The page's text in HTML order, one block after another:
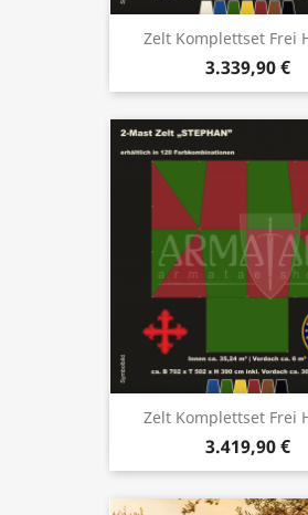
Zelt Komplettset Frei
3.339,90 €
Zelt Komplettset Frei
3.419,90 €